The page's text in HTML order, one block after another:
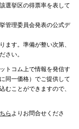
選挙区の得票率を表して
管理委員会発表の公式デ
す。準備が整い次第、
さい。
トコム上で情報を発信す
同一価格）でご提供して
むことができますので、
ら よりお問合せくださ